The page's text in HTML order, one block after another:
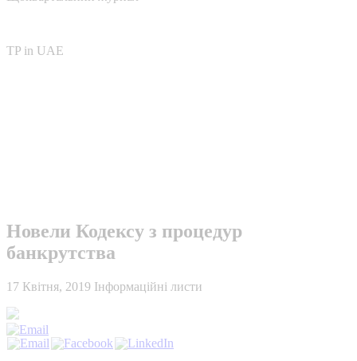
TP in UAE
Новели Кодексу з процедур
банкрутства
17 Квітня, 2019 Інформаційні листи